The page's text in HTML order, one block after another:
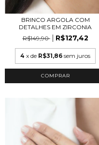
BRINCO ARGOLA COM
DETALHES EM ZIRCONIA
R$149,90
R$127,42
4 x de R$31,86 sem juros
COMPRAR